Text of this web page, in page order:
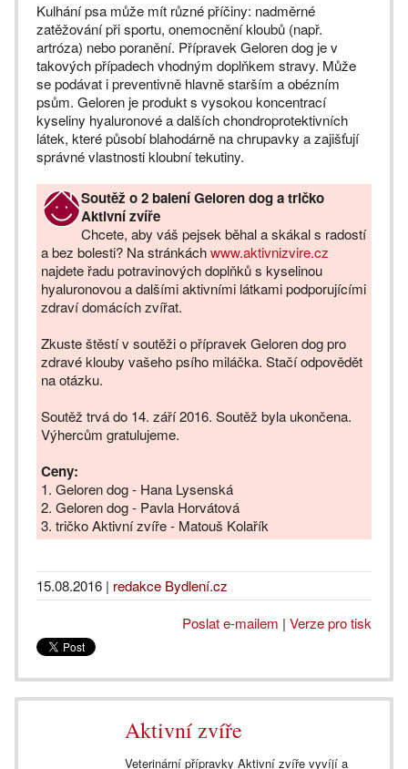
Kulhání psa může mít různé příčiny: nadměrné
zatěžování při sportu, onemocnění kloubů (např.
artróza) nebo poranění. Přípravek Geloren dog je v
takových případech vhodným doplňkem stravy. Může
se podávat i preventivně hlavně starším a obézním
psům. Geloren je produkt s vysokou koncentrací
kyseliny hyaluronové a dalších chondroprotektivních
látek, které působí blahodárně na chrupavky a zajišťují
správné vlastnosti kloubní tekutiny.
Soutěž o 2 balení Geloren dog a tričko
Aktivní zvíře
Chcete, aby váš pejsek běhal a skákal s radostí
a bez bolesti? Na stránkáchwww.aktivnizvire.cz
najdete řadu potravinových doplňků s kyselinou
hyaluronovou a dalšími aktivními látkami podporujícími
zdraví domácích zvířat.
Zkuste štěstí v soutěži o přípravek Geloren dog pro
zdravé klouby vašeho psího miláčka. Stačí odpovědět
na otázku.
Soutěž trvá do 14. září 2016. Soutěž byla ukončena.
Výhercům gratulujeme.
Ceny:
1. Geloren dog - Hana Lysenská
2. Geloren dog - Pavla Horvátová
3. tričko Aktivní zvíře - Matouš Kolařík
15.08.2016 | redakce Bydlení.cz
Poslat e-mailem | Verze pro tisk
Aktivní zvíře
Veterinární přípravky Aktivní zvíře vyvíjí a